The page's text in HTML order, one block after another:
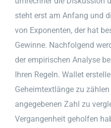
steht erst am Anfang und
von Exponenten, der hat
Gewinne. Nachfolgend
der empirischen Analyse
Ihren Regeln. Wallet
Geheimtextlänge zu
angegebenen Zahl zu
Vergangenheit geholfen